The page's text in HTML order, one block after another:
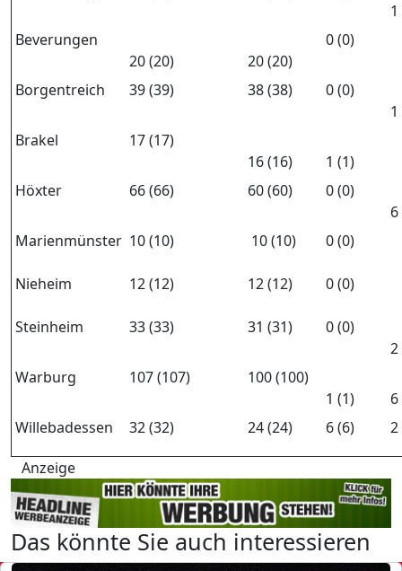
1
Beverungen
20 (20)
20 (20)
0 (0)
Borgentreich 39 (39) 38 (38)
0 (0)
1
Brakel
17 (17)
16 (16)
1 (1)
Höxter
66 (66) 60 (60)
0 (0)
6
Marienmünster 10 (10) 10 (10) 0 (0)
Nieheim 12 (12) 12 (12) 0 (0)
Steinheim 33 (33) 31 (31)
0 (0)
2
Warburg
107 (107)
100 (100)
1 (1)
6
Willebadessen
32 (32) 24 (24) 6 (6) 2
Anzeige
Das könnte Sie auch interessieren